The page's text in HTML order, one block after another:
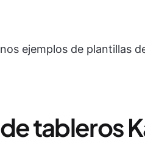
ejemplos de plantillas
tableros